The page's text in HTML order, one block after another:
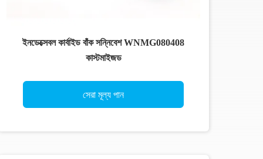
ইনডেক্সেবল কার্বাইড বাঁক সন্নিবেশ WNMG080408
কাস্টমাইজড
সেরা মূল্য পান